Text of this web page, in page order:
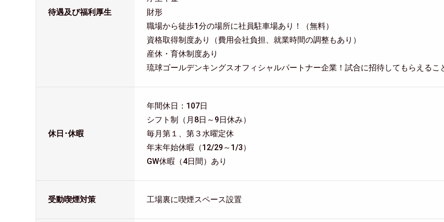
待遇及び福利厚生
財形
職場から徒歩1分の場所に社員駐車場あり！（無料）
資格取得制度あり（費用会社負担、就業時間の調整もあり）
産休・育休制度あり
琉球ゴールデンキングスオフィシャルパートナー企業！試合に招待してもらえるこ
休日･休暇
年間休日：107日
シフト制（月8日～9日休み）
毎月第１、第３水曜定休
年末年始休暇（12/29～1/3）
GW休暇（4日間）あり
受動喫煙対策 工場裏に喫煙スペース設置